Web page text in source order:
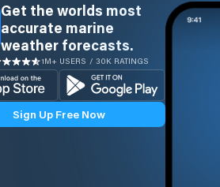
Get the worlds most
accurate marine
weather forecasts.
1M+ USERS / 30K RATINGS
Sign Up Free Now